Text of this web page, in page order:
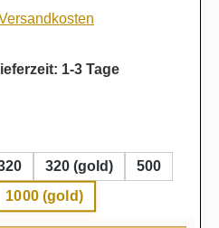
1-3 Tage
320 (gold)
500
1000 (gold)